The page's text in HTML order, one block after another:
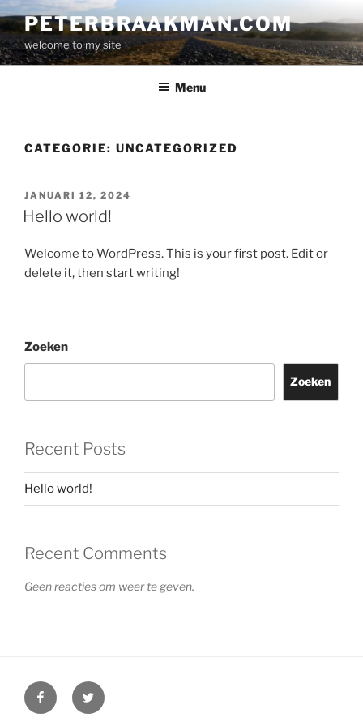
Ga
naar
de
inhoud
PETERBRAAKMAN.COM
welcome to my site
Menu
CATEGORIE: UNCATEGORIZED
GEPLAATST
OP
JANUARI 12, 2024
Hello world!
Welcome to WordPress. This is your first post. Edit or
delete it, then start writing!
Zoeken
Zoeken
Recent Posts
Hello world!
Recent Comments
Geen reacties om weer te geven.
FacebookTwitter